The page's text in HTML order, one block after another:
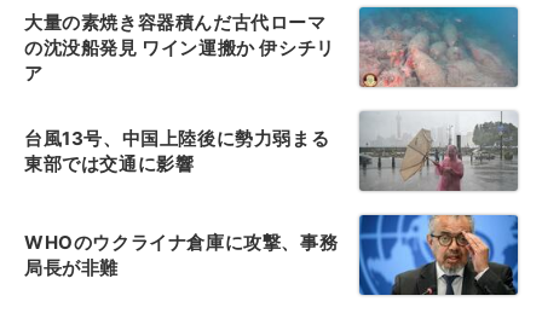
大量の素焼き容器積んだ古代ローマ
の沈没船発見 ワイン運搬か 伊シチリ
ア
台風13号、中国上陸後に勢力弱まる
東部では交通に影響
WHOのウクライナ倉庫に攻撃、事務
局長が非難